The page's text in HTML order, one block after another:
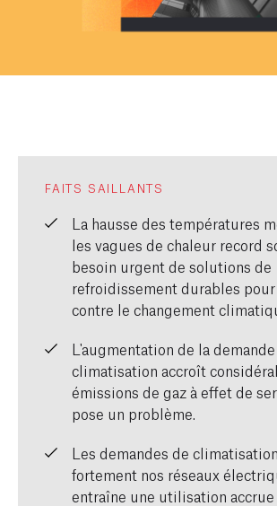
FAITS SAILLANTS
La hausse des températures
les vagues de chaleur record
besoin urgent de solutions de
refroidissement durables
contre le changement
L'augmentation de la
climatisation accroît
émissions de gaz à effet de
pose un problème.
Les demandes de
fortement nos réseaux
entraîne une utilisation accrue